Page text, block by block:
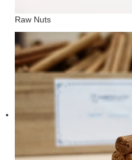
Raw Nuts